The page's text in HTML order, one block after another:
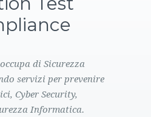
di Sicurezza
servizi per prevenire
Cyber Security,
Informatica.